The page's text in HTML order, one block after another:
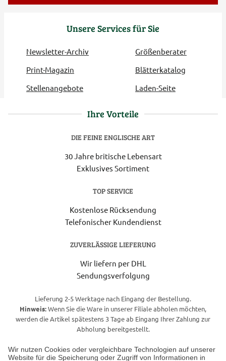
Wir nutzen Cookies oder vergleichbare Technologien auf unserer
Website für die Speicherung oder Zugriff von Informationen in
Unsere Services für Sie
Newsletter-Archiv
Größenberater
Print-Magazin
Blätterkatalog
Stellenangebote
Laden-Seite
Ihre Vorteile
DIE FEINE ENGLISCHE ART
30 Jahre britische Lebensart
Exklusives Sortiment
TOP SERVICE
Kostenlose Rücksendung
Telefonischer Kundendienst
ZUVERLÄSSIGE LIEFERUNG
Wir liefern per DHL
Sendungsverfolgung
Lieferung 2-5 Werktage nach Eingang der Bestellung.
Hinweis:Wenn Sie die Ware in unserer Filiale abholen möchten,
werden die Artikel spätestens 3 Tage ab Eingang Ihrer Zahlung zur
Abholung bereitgestellt.